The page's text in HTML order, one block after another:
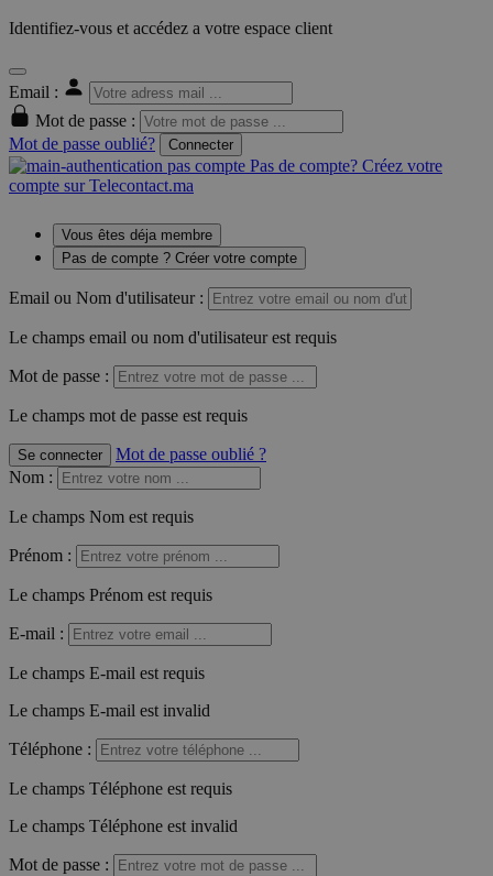
Identifiez-vous et accédez a votre espace client
Email :
Mot de passe :
Mot de passe oublié?
Connecter
Pas de compte? Créez votre
compte sur Telecontact.ma
Vous êtes déja membre
Pas de compte ? Créer votre compte
Email ou Nom d'utilisateur :
Le champs email ou nom d'utilisateur est requis
Mot de passe :
Le champs mot de passe est requis
Se connecter
Mot de passe oublié ?
Nom :
Le champs Nom est requis
Prénom :
Le champs Prénom est requis
E-mail :
Le champs E-mail est requis
Le champs E-mail est invalid
Téléphone :
Le champs Téléphone est requis
Le champs Téléphone est invalid
Mot de passe :